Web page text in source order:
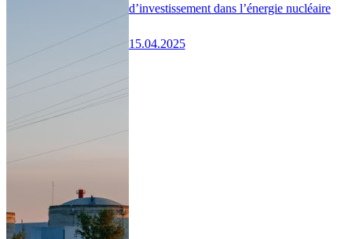
d’investissement dans l’énergie nucléaire
15.04.2025